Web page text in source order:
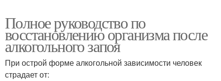
Полное руководство по
восстановлению организма после
алкогольного запоя
При острой форме алкогольной зависимости человек
страдает от: